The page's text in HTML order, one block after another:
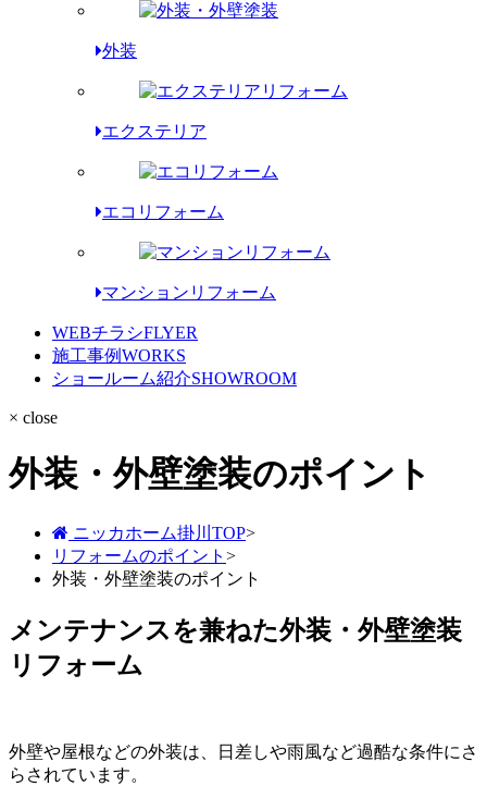
外装
エクステリア
エコリフォーム
マンションリフォーム
WEBチラシFLYER
施工事例WORKS
ショールーム紹介SHOWROOM
× close
外装・外壁塗装のポイント
ニッカホーム掛川TOP>
リフォームのポイント >
外装・外壁塗装のポイント
メンテナンスを兼ねた外装・外壁塗装
リフォーム
外壁や屋根などの外装は、日差しや雨風など過酷な条件にさ
らされています。